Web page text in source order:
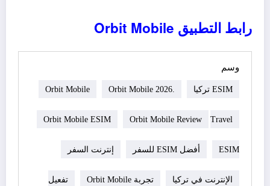
رابط التطبيق Orbit Mobile
وسم
ESIM تركيا Orbit Mobile Orbit Mobile 2026.
Orbit Mobile ESIM Orbit Mobile Review Travel
ESIM أفضل ESIM للسفر إنترنت السفر
الإنترنت في تركيا تجربة Orbit Mobile تفعيل